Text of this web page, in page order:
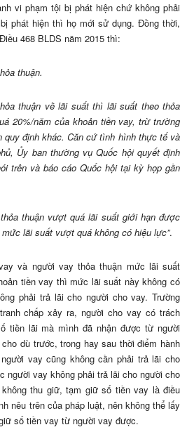
vi phạm tội bị phát hiện chứ không phải
phát hiện thì họ mới sử dụng. Đồng thời,
468 BLDS năm 2015 thì:
thuận.
thuận về lãi suất thì lãi suất theo thỏa
20%/năm của khoản tiền vay, trừ trường
quy định khác. Căn cứ tình hình thực tế và
Ủy ban thường vụ Quốc hội quyết định
trên và báo cáo Quốc hội tại kỳ họp gần
thuận vượt quá lãi suất giới hạn được
lãi suất vượt quá không có hiệu lực”.
và người vay thỏa thuận mức lãi suất
tiền vay thì mức lãi suất này không có
phải trả lãi cho người cho vay. Trường
chấp xảy ra, người cho vay có trách
tiền lãi mà mình đã nhận được từ người
dù trước, trong hay sau thời điểm hành
vay cũng không cần phải trả lãi cho
người vay không phải trả lãi cho người cho
thu giữ, tạm giữ số tiền vay là điều
nêu trên của pháp luật, nên không thể lấy
số tiền vay từ người vay được.